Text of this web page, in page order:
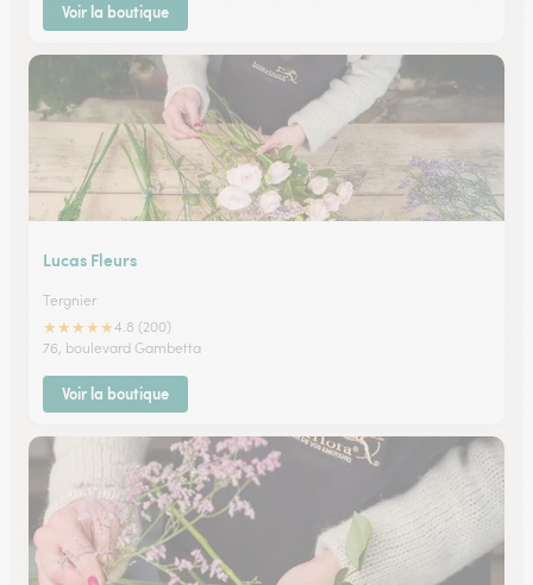
Voir la boutique
Lucas Fleurs
Tergnier
★★★★★4.8 (200)
76, boulevard Gambetta
Voir la boutique